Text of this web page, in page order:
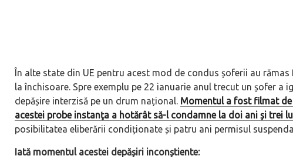
În alte state din UE pentru acest mod de condus șoferii au rămas
la închisoare. Spre exemplu pe 22 ianuarie anul trecut un șofer a
depășire interzisă pe un drum național. Momentul a fost filmat
acestei probe instanţa a hotărât să-l condamne la doi ani și trei
posibilitatea eliberării condiționate și patru ani permisul
Iată momentul acestei depășiri inconștiente:
Versiune MINI Countryman încă nelansată oficial, dată
pe mâna fetelor în competiția off-road Rebelle Rally
Pentru cine știe ceva
Blackbird va suna ca un
altfel!